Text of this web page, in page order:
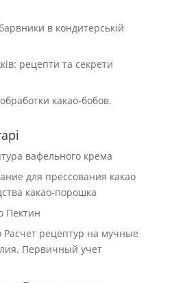
в кондитерській
рецепти та секрети
какао-бобов.
вафельного крема
для прессования какао
какао-порошка
Пектин
Расчет рецептур на мучные
Первичный учет